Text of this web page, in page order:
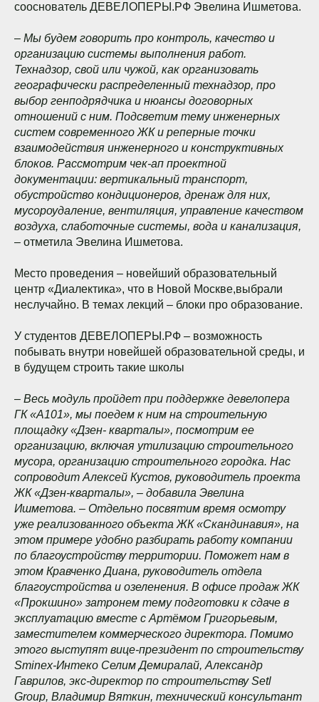
сооснователь ДЕВЕЛОПЕРЫ.РФ Эвелина Ишметова.
– Мы будем говорить про контроль, качество и
организацию системы выполнения работ.
Технадзор, свой или чужой, как организовать
географически распределенный технадзор, про
выбор генподрядчика и нюансы договорных
отношений с ним. Подсветим тему инженерных
систем современного ЖК и реперные точки
взаимодействия инженерного и конструктивных
блоков. Рассмотрим чек-ап проектной
документации: вертикальный транспорт,
обустройство кондиционеров, дренаж для них,
мусороудаление, вентиляция, управление качеством
воздуха, слаботочные системы, вода и канализация,
– отметила Эвелина Ишметова.
Место проведения – новейший образовательный
центр «Диалектика», что в Новой Москве,выбрали
неслучайно. В темах лекций – блоки про образование.
У студентов ДЕВЕЛОПЕРЫ.РФ – возможность
побывать внутри новейшей образовательной среды, и
в будущем строить такие школы
– Весь модуль пройдет при поддержке девелопера
ГК «А101», мы поедем к ним на строительную
площадку «Дзен- кварталы», посмотрим ее
организацию, включая утилизацию строительного
мусора, организацию строительного городка. Нас
сопроводит Алексей Кустов, руководитель проекта
ЖК «Дзен-кварталы», – добавила Эвелина
Ишметова. – Отдельно посвятим время осмотру
уже реализованного объекта ЖК «Скандинавия», на
этом примере удобно разбирать работу компании
по благоустройству территории. Поможет нам в
этом Кравченко Диана, руководитель отдела
благоустройства и озеленения. В офисе продаж ЖК
«Прокшино» затронем тему подготовки к сдаче в
эксплуатацию вместе с Артёмом Григорьевым,
заместителем коммерческого директора. Помимо
этого выступят вице-президент по строительству
Sminex-Интеко Селим Демиралай, Александр
Гаврилов, экс-директор по строительству Setl
Group, Владимир Вяткин, технический консультант